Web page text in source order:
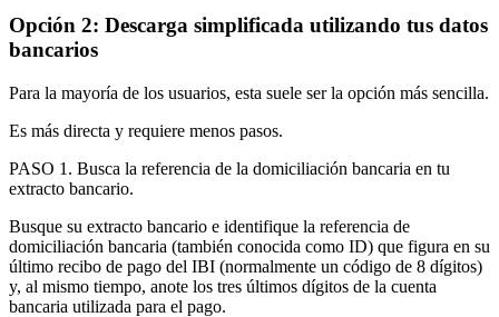
Opción 2: Descarga simplificada utilizando tus datos
bancarios
Para la mayoría de los usuarios, esta suele ser la opción más sencilla.
Es más directa y requiere menos pasos.
PASO 1 . Busca la referencia de la domiciliación bancaria en tu
extracto bancario.
Busque su extracto bancario e identifique la referencia de
domiciliación bancaria (también conocida como ID) que figura en su
último recibo de pago del IBI (normalmente un código de 8 dígitos)
y, al mismo tiempo, anote los tres últimos dígitos de la cuenta
bancaria utilizada para el pago.